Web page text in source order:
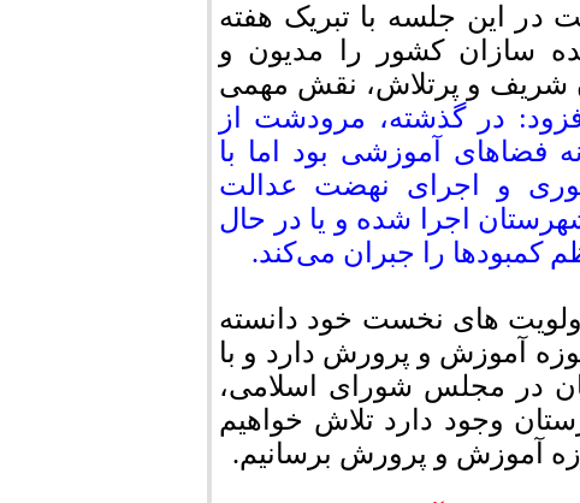
در این جلسه با تبریک هفته
سازان کشور را مدیون و
شریف و پرتلاش، نقش مهمی
در گذشته، مرودشت از
آموزشی بود اما با
و اجرای نهضت عدالت
اجرا شده و یا در حال
کمبودها را جبران می‌کند.
های نخست خود دانسته
آموزش و پرورش دارد و با
در مجلس شورای اسلامی،
وجود دارد تلاش خواهیم
آموزش و پرورش برسانیم.